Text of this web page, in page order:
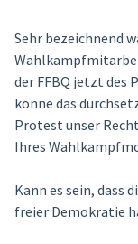
Sehr bezeichnend
der FFBQ jetzt des
könne das
Protest unser
Ihres
Kann es sein, dass
freier Demokratie